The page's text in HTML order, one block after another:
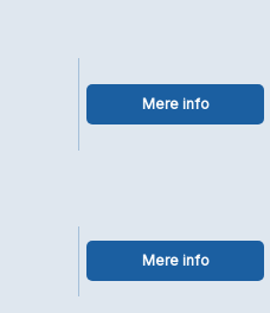
Mere info
Mere info